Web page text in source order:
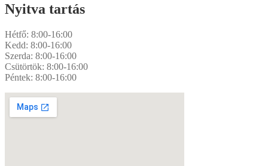
Nyitva tartás
Hétfő: 8:00-16:00
Kedd: 8:00-16:00
Szerda: 8:00-16:00
Csütörtök: 8:00-16:00
Péntek: 8:00-16:00